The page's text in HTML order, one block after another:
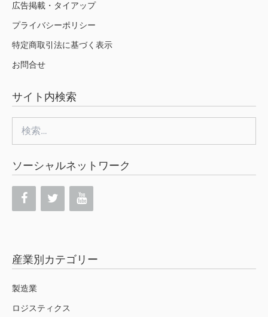
広告掲載・タイアップ
プライバシーポリシー
特定商取引法に基づく表示
お問合せ
サイト内検索
索:
ソーシャルネットワーク
産業別カテゴリー
製造業
ロジスティクス